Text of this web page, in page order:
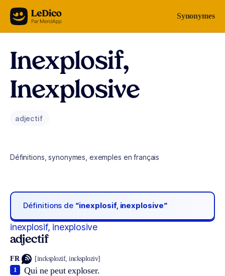
Aller au contenu Synonymes
Inexplosif,
Inexplosive
adjectif
Définitions, synonymes, exemples en français
Définitions de “inexplosif, inexplosive“
inexplosif, inexplosive
adjectif
FR [inɛksplozif, inɛksploziv]
Qui ne peut exploser.
1